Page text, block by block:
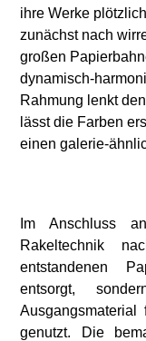
ihre Werke
zunächst nach
großen
dynamisch-
Rahmung lenkt
lässt die Farben
einen galerie-
Im Anschluss
Rakeltechnik
entstandenen
entsorgt,
Ausgangsmaterial
genutzt. Die